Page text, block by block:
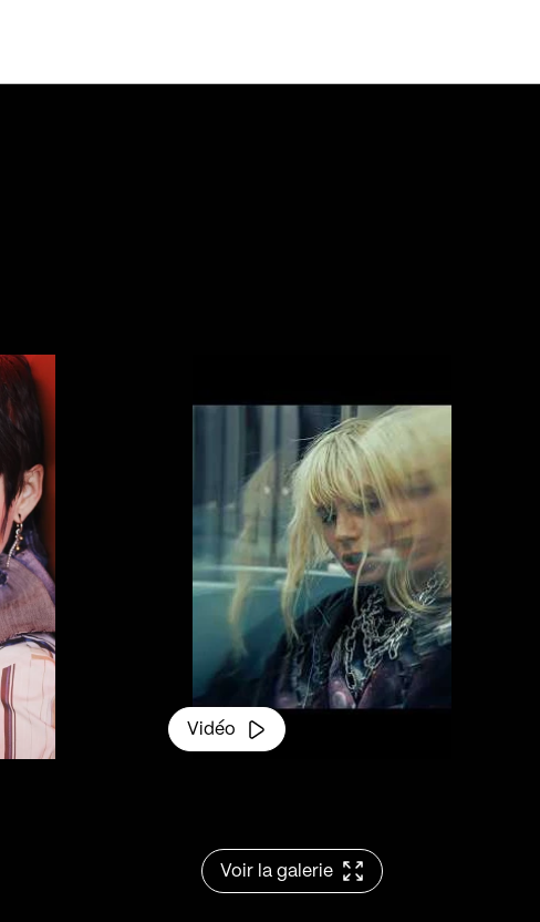
laisser
et poétiques
complètement.
est arrivé là,
pour partir, alors
Vidéo
Voir la galerie